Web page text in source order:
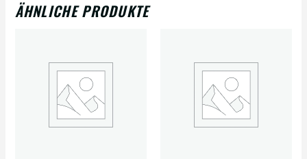
ÄHNLICHE PRODUKTE